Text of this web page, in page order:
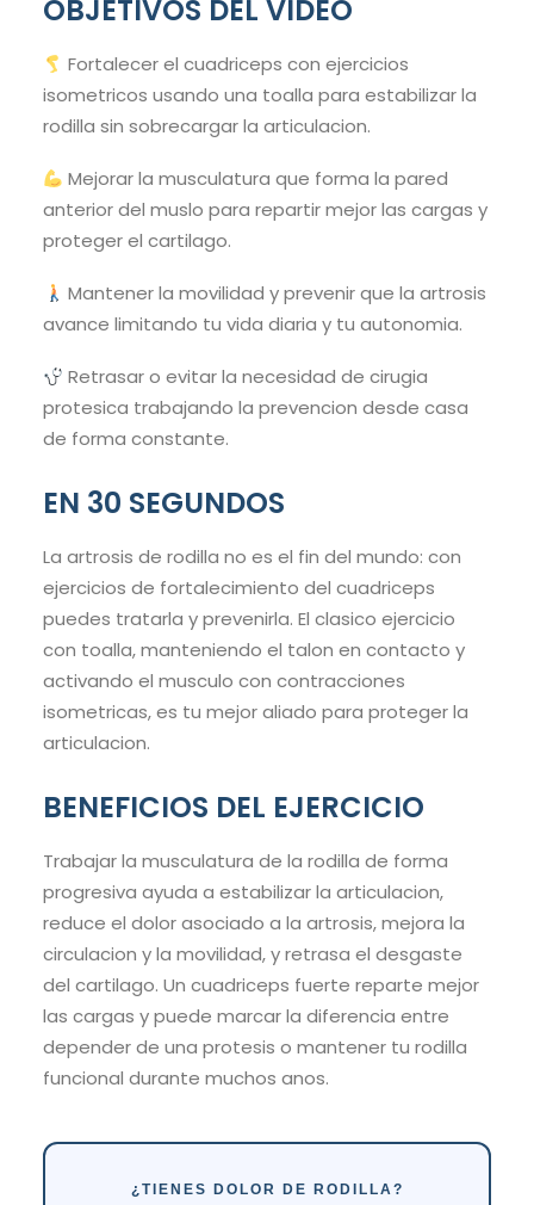
OBJETIVOS DEL VIDEO
Fortalecer el cuadriceps con ejercicios
isometricos usando una toalla para estabilizar la
rodilla sin sobrecargar la articulacion.
Mejorar la musculatura que forma la pared
anterior del muslo para repartir mejor las cargas y
proteger el cartilago.
Mantener la movilidad y prevenir que la artrosis
avance limitando tu vida diaria y tu autonomia.
Retrasar o evitar la necesidad de cirugia
protesica trabajando la prevencion desde casa
de forma constante.
EN 30 SEGUNDOS
La artrosis de rodilla no es el fin del mundo: con
ejercicios de fortalecimiento del cuadriceps
puedes tratarla y prevenirla. El clasico ejercicio
con toalla, manteniendo el talon en contacto y
activando el musculo con contracciones
isometricas, es tu mejor aliado para proteger la
articulacion.
BENEFICIOS DEL EJERCICIO
Trabajar la musculatura de la rodilla de forma
progresiva ayuda a estabilizar la articulacion,
reduce el dolor asociado a la artrosis, mejora la
circulacion y la movilidad, y retrasa el desgaste
del cartilago. Un cuadriceps fuerte reparte mejor
las cargas y puede marcar la diferencia entre
depender de una protesis o mantener tu rodilla
funcional durante muchos anos.
¿TIENES DOLOR DE RODILLA?